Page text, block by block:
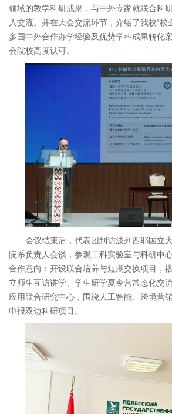
领域的教学科研成果，与中外专家就联合科
入交流。并在大会交流环节，介绍了我校“校
多国中外合作办学经验及优势学科成果转化
会院校高度认可。
会议结束后，代表团到访波列西耶国立
院系负责人会谈，参观工科实验室与科研中
合作意向：开设联合培养与短期交换项目，
立师生互访讲学、学生研学夏令营常态化交
应用联合研究中心，围绕人工智能、跨境营
申报双边科研项目。